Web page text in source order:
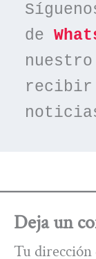
de
nuestro
recibir
Deja un
Tu dirección